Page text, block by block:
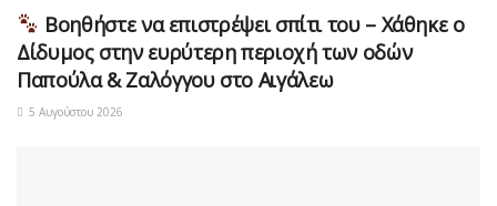
Βοηθήστε να επιστρέψει σπίτι του – Χάθηκε ο
Δίδυμος στην ευρύτερη περιοχή των οδών
Παπούλα & Ζαλόγγου στο Αιγάλεω
5 Αυγούστου 2026